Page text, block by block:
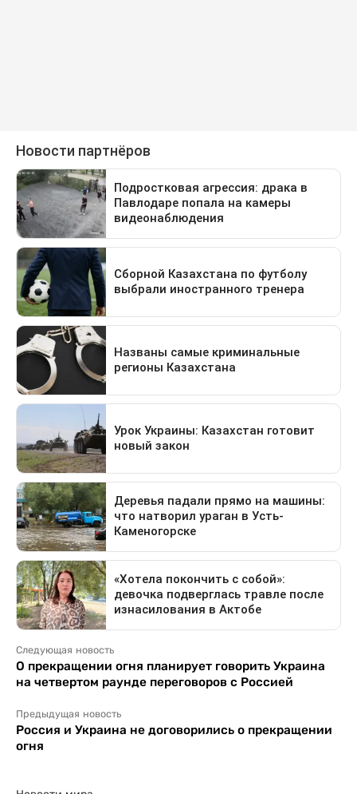
Следующая новость
О прекращении огня планирует говорить Украина
на четвертом раунде переговоров с Россией
Предыдущая новость
Россия и Украина не договорились о прекращении
огня